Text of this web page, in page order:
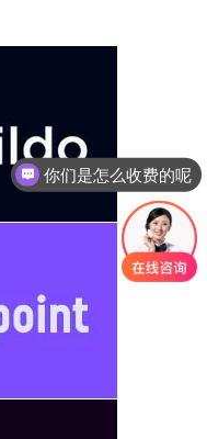
你们是怎么收费的呢
现在有优惠活动吗